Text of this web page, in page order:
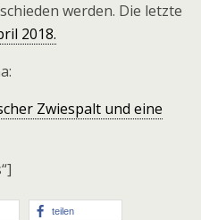
werden. Die letzte
2018.
Zwiespalt und eine
teilen